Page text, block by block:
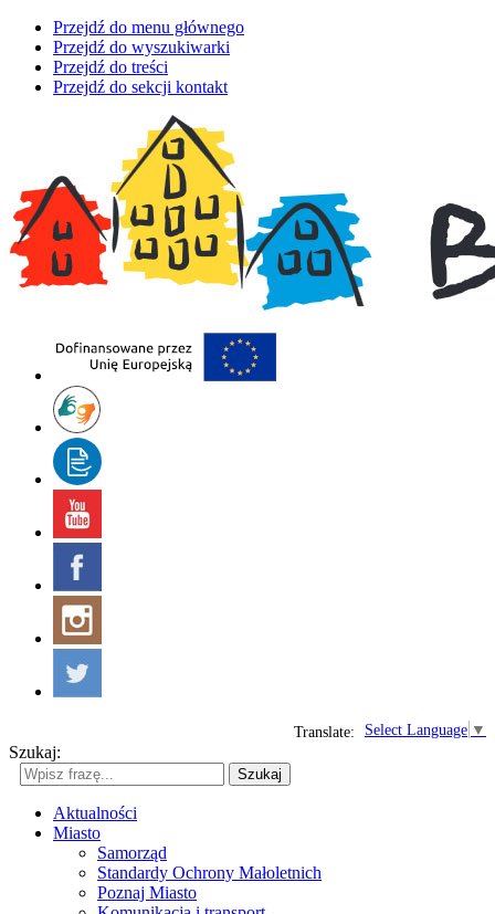
Przejdź do menu głównego
Przejdź do wyszukiwarki
Przejdź do treści
Przejdź do sekcji kontakt
Select Language ▼
Translate:
Szukaj:
Szukaj
Aktualności
Miasto
Samorząd
Standardy Ochrony Małoletnich
Poznaj Miasto